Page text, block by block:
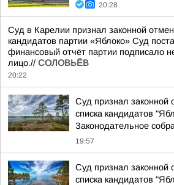
20:28
Суд в Карелии признал законной
кандидатов партии «Яблоко» Суд
финансовый отчёт партии подписало
лицо.// СОЛОВЬЁВ
20:22
Суд признал законной
списка кандидатов
Законодательное
19:57
Суд признал законной
списка кандидатов